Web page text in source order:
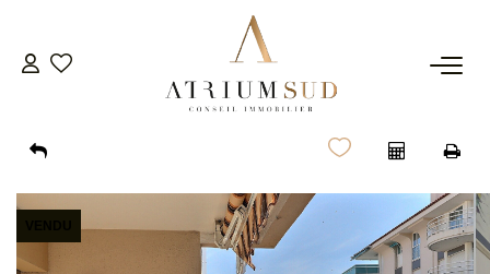
TRANSACTION
GESTION